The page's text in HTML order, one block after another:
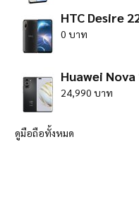
HTC Desire
0 บาท
Huawei
24,990 บาท
ดูมือถือทั้งหมด